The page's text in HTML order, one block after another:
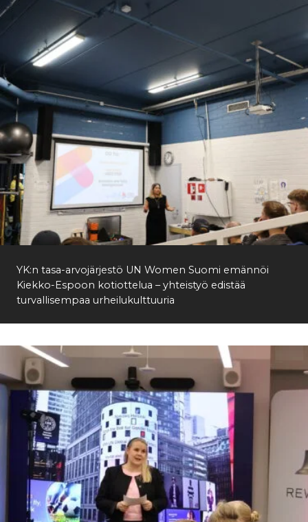
YK:n tasa-arvojärjestö UN Women Suomi emännöi
Kiekko-Espoon kotiottelua – yhteistyö edistää
turvallisempaa urheilukulttuuria